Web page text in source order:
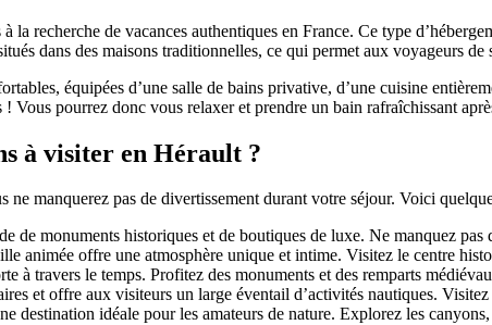
recherche de vacances authentiques en France. Ce type
dans des maisons traditionnelles, ce qui permet aux voyageurs
équipées d’une salle de bains privative, d’une cuisine
Vous pourrez donc vous relaxer et prendre un bain rafraîchissant
à visiter en Hérault ?
manquerez pas de divertissement durant votre séjour. Voici
de monuments historiques et de boutiques de luxe. Ne manquez
animée offre une atmosphère unique et intime. Visitez le centre
à travers le temps. Profitez des monuments et des remparts
et offre aux visiteurs un large éventail d’activités nautiques.
destination idéale pour les amateurs de nature. Explorez les canyons,